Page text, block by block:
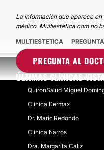
La información que aparece
médico. Multiestetica.com no
PREGUNTA AL
MULTIESTETICA
ÚLTIMAS CLÍNICAS
QuironSalud Miguel
Clínica Dermax
Dr. Mario Redondo
Clínica Narros
Dra. Margarita Cáliz